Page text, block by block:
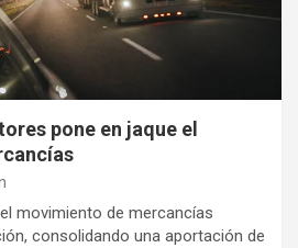
pone en jaque el
movimiento de mercancías
consolidando una aportación de